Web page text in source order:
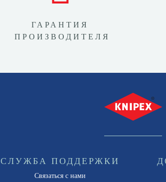
ГАРАНТИЯ
ПРОИЗВОДИТЕЛЯ
СЛУЖБА ПОДДЕРЖКИ
Связаться с нами